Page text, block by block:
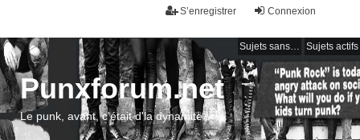
Connexion
S’enregistrer
Sujets sans réponse Sujets actifs
Punxforum.net
Le punk, avant, c'était d'la dynamite !